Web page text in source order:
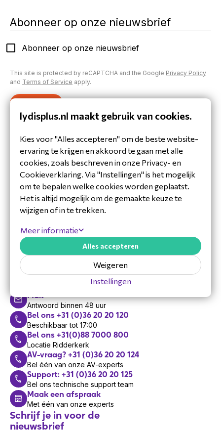
Abonneer op onze nieuwsbrief
Abonneer op onze nieuwsbrief
This site is protected by reCAPTCHA and the Google Privacy Policy
and Terms of Service apply.
Heb je al een account aangemaakt of inloggegevens
gekregen?
Inloggen
Hulp nodig?
Vandaag zijn we bereikbaar van 8:30 tot 17:00
Mail
Antwoord binnen 48 uur
Bel ons +31 (0)36 20 20 120
Beschikbaar tot 17:00
Bel ons +31(0)88 7000 800
Locatie Ridderkerk
AV-vraag? +31 (0)36 20 20 124
Bel één van onze AV-experts
Support: +31 (0)36 20 20 125
Bel ons technische support team
Maak een afspraak
Met één van onze experts
Schrijf je in voor de
nieuwsbrief
lydisplus.nl maakt gebruik van cookies.
Kies voor "Alles accepteren" om de beste website-
ervaring te krijgen en akkoord te gaan met alle
cookies, zoals beschreven in onze Privacy- en
Cookieverklaring. Via "Instellingen" is het mogelijk
om te bepalen welke cookies worden geplaatst.
Het is altijd mogelijk om de gemaakte keuze te
wijzigen of in te trekken.
Meer informatie
Instellingen
Weigeren
Alles accepteren